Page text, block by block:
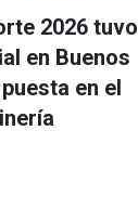
2026 tuvo
en Buenos
en el